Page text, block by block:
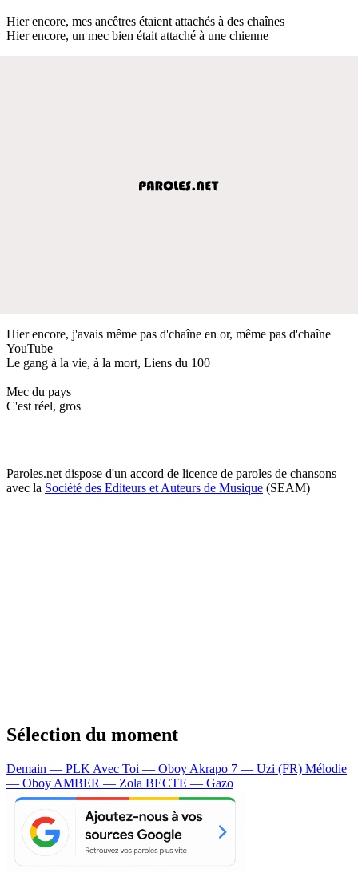
Hier encore, mes ancêtres étaient attachés à des chaînes
Hier encore, un mec bien était attaché à une chienne
Hier encore, j'avais même pas d'chaîne en or, même pas d'chaîne
YouTube
Le gang à la vie, à la mort, Liens du 100
Mec du pays
C'est réel, gros
Paroles.net dispose d'un accord de licence de paroles de chansons
avec la Société des Editeurs et Auteurs de Musique (SEAM)
Sélection du moment
Demain — PLK Avec Toi — Oboy Akrapo 7 — Uzi (FR) Mélodie
— Oboy AMBER — Zola BECTE — Gazo